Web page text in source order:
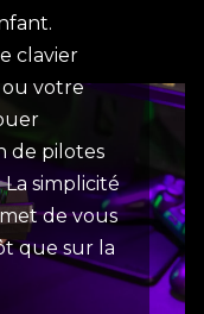
clavier
votre
de pilotes
simplicité
de vous
que sur la